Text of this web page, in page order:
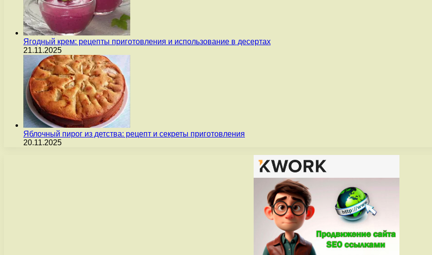
Ягодный крем: рецепты приготовления и использование в десертах
21.11.2025
Яблочный пирог из детства: рецепт и секреты приготовления
20.11.2025